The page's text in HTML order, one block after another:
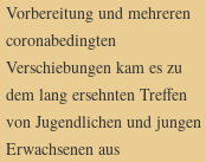
Vorbereitung und mehreren
coronabedingten
Verschiebungen kam es zu
dem lang ersehnten Treffen
von Jugendlichen und jungen
Erwachsenen aus